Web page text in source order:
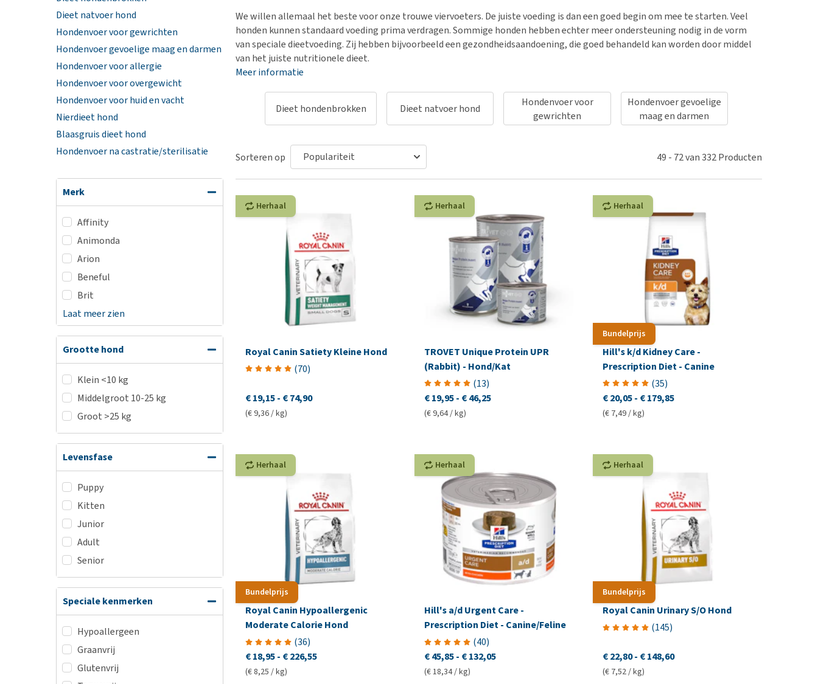
Biologisch hondenvoer
Vegan hondenvoer
Voer- en drinkbakken
Op reis en onderweg
Puppy benodigdheden
Puppy apotheek
Vuurwerkangst
Ouderdom en dementie
Overgewicht en conditie
Bekijk alles
Puppy apotheek
Vuurwerkangst
Bekijk alles
Ouderdom en dementie
Overgewicht en conditie
Bekijk alles
Help! Mijn hond plast in
huis. Wat nu?
Dieet natvoer hond
Hondenvoer voor gewrichten
Hondenvoer gevoelige maag en darmen
Hondenvoer voor allergie
Hondenvoer voor overgewicht
Hondenvoer voor huid en vacht
Nierdieet hond
Blaasgruis dieet hond
Hondenvoer na castratie/sterilisatie
Merk
Affinity
Animonda
Arion
Beneful
Brit
Laat meer zien
Grootte hond
Klein <10 kg
Middelgroot 10-25 kg
Groot >25 kg
Levensfase
Puppy
Kitten
Junior
Adult
Senior
Speciale kenmerken
Hypoallergeen
Graanvrij
Glutenvrij
We willen allemaal het beste voor onze trouwe viervoeters. De juiste voeding is dan een goed begin om mee te starten. Veel
honden kunnen standaard voeding prima verdragen. Sommige honden hebben echter meer ondersteuning nodig in de vorm
van speciale dieetvoeding. Zij hebben bijvoorbeeld een gezondheidsaandoening, die goed behandeld kan worden door middel
van het juiste nutritionele dieet.
Meer informatie
Dieet hondenbrokken Dieet natvoer hond
Hondenvoer voor
gewrichten
Hondenvoer gevoelige
maag en darmen
Sorteren op 49 - 72van332Producten
Herhaal
Royal Canin Satiety Kleine Hond
(70)
€ 19,15- € 74,90
(€ 9,36 / kg)
Herhaal
TROVET Unique Protein UPR
(Rabbit) - Hond/Kat
(13)
€ 19,95 - € 46,25
(€ 9,64 / kg)
Bundelprijs
Herhaal
Hill's k/d Kidney Care -
Prescription Diet - Canine
(35)
€ 20,05- € 179,85
(€ 7,49 / kg)
Bundelprijs
Herhaal
Royal Canin Hypoallergenic
Moderate Calorie Hond
(36)
€ 18,95- € 226,55
(€ 8,25 / kg)
Herhaal
Hill's a/d Urgent Care -
Prescription Diet - Canine/Feline
(40)
€ 45,85 - € 132,05
(€ 18,34 / kg)
Bundelprijs
Herhaal
Royal Canin Urinary S/O Hond
(145)
€ 22,80- € 148,60
(€ 7,52 / kg)